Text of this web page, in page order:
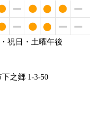
祝日・土曜午後
之郷 1-3-50